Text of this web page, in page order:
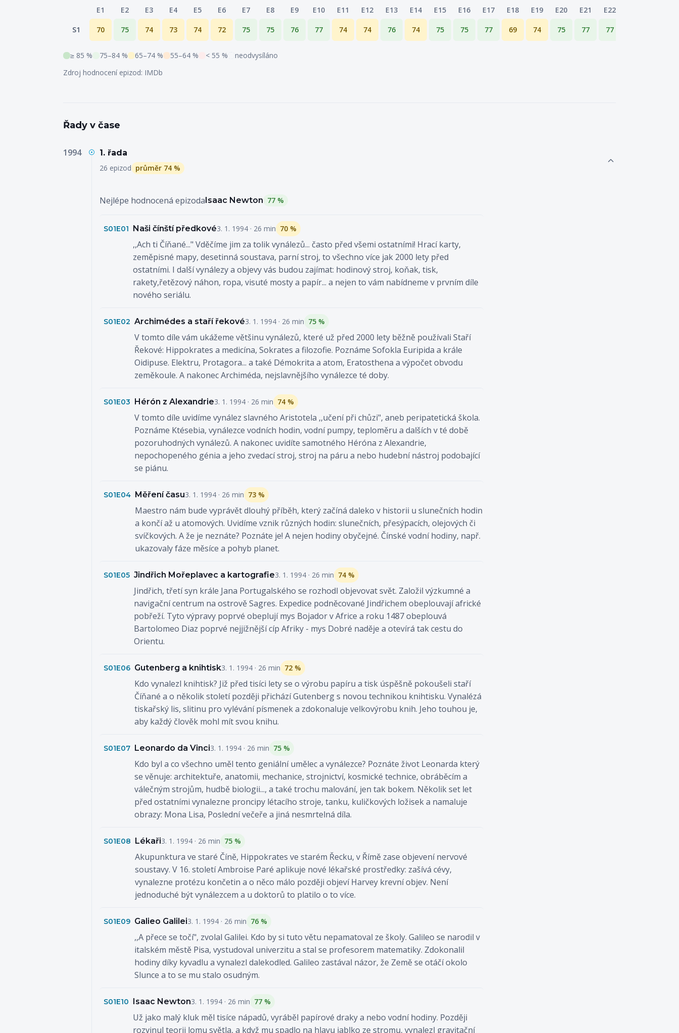
Hodnocení jednotlivých epizod po řadách, uvedené v procentech. Řádky jsou řady, sloupce čísla epizod, poslední sloupec je průměr řady.
E1 E2 E3 E4 E5 E6 E7 E8 E9 E10 E11 E12 E13 E14 E15 E16 E17 E18 E19 E20 E21 E22
S1 70 75 74 73 74 72 75 75 76 77 74 74 76 74 75 75 77 69 74 75 77 77
≥ 85 % 75–84 % 65–74 % 55–64 % < 55 %
neodvysíláno
Zdroj hodnocení epizod: IMDb
Řady v čase
1994
1. řada
26 epizod průměr 74 %
Nejlépe hodnocená epizodaIsaac Newton 77 %
S01E01 Naši čínští předkové3. 1. 1994 · 26 min 70 %
,,Ach ti Číňané..." Vděčíme jim za tolik vynálezů... často před všemi ostatními! Hrací karty,
zeměpisné mapy, desetinná soustava, parní stroj, to všechno více jak 2000 lety před
ostatními. I další vynálezy a objevy vás budou zajímat: hodinový stroj, koňak, tisk,
rakety,řetězový náhon, ropa, visuté mosty a papír... a nejen to vám nabídneme v prvním díle
nového seriálu.
S01E02 Archimédes a staří řekové3. 1. 1994 · 26 min 75 %
V tomto díle vám ukážeme většinu vynálezů, které už před 2000 lety běžně používali Staří
Řekové: Hippokrates a medicína, Sokrates a filozofie. Poznáme Sofokla Euripida a krále
Oidipuse. Elektru, Protagora... a také Démokrita a atom, Eratosthena a výpočet obvodu
zeměkoule. A nakonec Archiméda, nejslavnějšího vynálezce té doby.
S01E03 Hérón z Alexandrie3. 1. 1994 · 26 min 74 %
V tomto díle uvidíme vynález slavného Aristotela ,,učení při chůzi", aneb peripatetická škola.
Poznáme Ktésebia, vynálezce vodních hodin, vodní pumpy, teploměru a dalších v té době
pozoruhodných vynálezů. A nakonec uvidíte samotného Héróna z Alexandrie,
nepochopeného génia a jeho zvedací stroj, stroj na páru a nebo hudební nástroj podobající
se piánu.
S01E04 Měření času3. 1. 1994 · 26 min 73 %
Maestro nám bude vyprávět dlouhý příběh, který začíná daleko v historii u slunečních hodin
a končí až u atomových. Uvidíme vznik různých hodin: slunečních, přesýpacích, olejových či
svíčkových. A že je neznáte? Poznáte je! A nejen hodiny obyčejné. Čínské vodní hodiny, např.
ukazovaly fáze měsíce a pohyb planet.
S01E05 Jindřich Mořeplavec a kartografie3. 1. 1994 · 26 min 74 %
Jindřich, třetí syn krále Jana Portugalského se rozhodl objevovat svět. Založil výzkumné a
navigační centrum na ostrově Sagres. Expedice podněcované Jindřichem obeplouvají africké
pobřeží. Tyto výpravy poprvé obeplují mys Bojador v Africe a roku 1487 obeplouvá
Bartolomeo Diaz poprvé nejjižnější cíp Afriky - mys Dobré naděje a otevírá tak cestu do
Orientu.
S01E06 Gutenberg a knihtisk3. 1. 1994 · 26 min 72 %
Kdo vynalezl knihtisk? Již před tisíci lety se o výrobu papíru a tisk úspěšně pokoušeli staří
Číňané a o několik století později přichází Gutenberg s novou technikou knihtisku. Vynalézá
tiskařský lis, slitinu pro vylévání písmenek a zdokonaluje velkovýrobu knih. Jeho touhou je,
aby každý člověk mohl mít svou knihu.
S01E07 Leonardo da Vinci3. 1. 1994 · 26 min 75 %
Kdo byl a co všechno uměl tento geniální umělec a vynálezce? Poznáte život Leonarda který
se věnuje: architektuře, anatomii, mechanice, strojnictví, kosmické technice, obráběcím a
válečným strojům, hudbě biologii..., a také trochu malování, jen tak bokem. Několik set let
před ostatními vynalezne proncipy létacího stroje, tanku, kuličkových ložisek a namaluje
obrazy: Mona Lisa, Poslední večeře a jiná nesmrtelná díla.
S01E08 Lékaři3. 1. 1994 · 26 min 75 %
Akupunktura ve staré Číně, Hippokrates ve starém Řecku, v Římě zase objevení nervové
soustavy. V 16. století Ambroise Paré aplikuje nové lékařské prostředky: zašívá cévy,
vynalezne protézu končetin a o něco málo později objeví Harvey krevní objev. Není
jednoduché být vynálezcem a u doktorů to platilo o to více.
S01E09 Galieo Galilei3. 1. 1994 · 26 min 76 %
,,A přece se točí", zvolal Galilei. Kdo by si tuto větu nepamatoval ze školy. Galileo se narodil v
italském městě Pisa, vystudoval univerzitu a stal se profesorem matematiky. Zdokonalil
hodiny díky kyvadlu a vynalezl dalekodled. Galileo zastával názor, že Země se otáčí okolo
Slunce a to se mu stalo osudným.
S01E10 Isaac Newton3. 1. 1994 · 26 min 77 %
Už jako malý kluk měl tisíce nápadů, vyráběl papírové draky a nebo vodní hodiny. Později
rozvinul teorii lomu světla, a když mu spadlo na hlavu jablko ze stromu, vynalezl gravitační